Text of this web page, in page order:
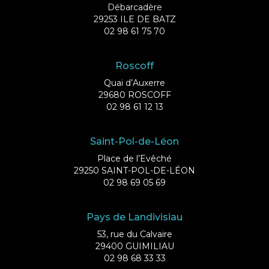
Débarcadère
29253 ILE DE BATZ
02 98 61 75 70
Roscoff
Quai d’Auxerre
29680 ROSCOFF
02 98 61 12 13
Saint-Pol-de-Léon
Place de l’Evêché
29250 SAINT-POL-DE-LÉON
02 98 69 05 69
Pays de Landivisiau
53, rue du Calvaire
29400 GUIMILIAU
02 98 68 33 33